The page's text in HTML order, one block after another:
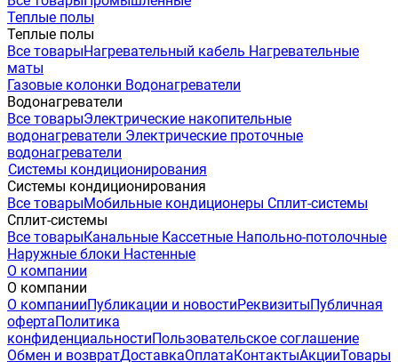
Теплые полы
Теплые полы
Все товарыНагревательный кабель Нагревательные
маты
Газовые колонки Водонагреватели
Водонагреватели
Все товарыЭлектрические накопительные
водонагреватели Электрические проточные
водонагреватели
Системы кондиционирования
Системы кондиционирования
Все товарыМобильные кондиционеры Сплит-системы
Сплит-системы
Все товарыКанальные Кассетные Напольно-потолочные
Наружные блоки Настенные
О компании
О компании
О компанииПубликации и новостиРеквизитыПубличная
офертаПолитика
конфиденциальностиПользовательское соглашение
Обмен и возвратДоставкаОплатаКонтактыАкцииТовары